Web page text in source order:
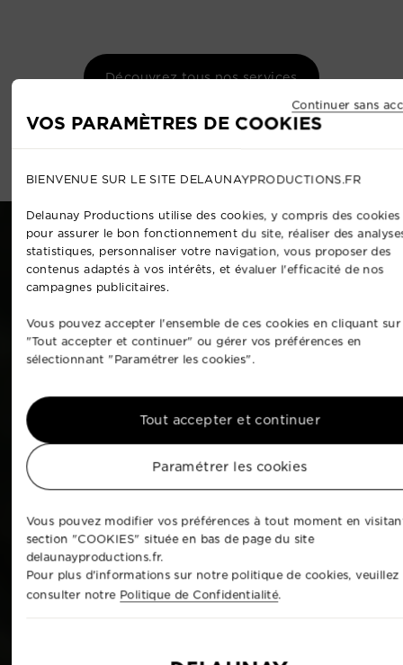
Découvrez tous nos services
VOS PARAMÈTRES DE COOKIES
Continuer sans
BIENVENUE SUR LE SITE DELAUNAYPRODUCTIONS.FR
Delaunay Productions utilise des cookies, y compris des
pour assurer le bon fonctionnement du site, réaliser des
statistiques, personnaliser votre navigation, vous proposer des
contenus adaptés à vos intérêts, et évaluer l'efficacité de nos
campagnes publicitaires.
Vous pouvez accepter l'ensemble de ces cookies en cliquant sur
"Tout accepter et continuer" ou gérer vos préférences en
sélectionnant "Paramétrer les cookies".
Paramétrer les cookies
Tout accepter et continuer
Vous pouvez modifier vos préférences à tout moment en
section "COOKIES" située en bas de page du site
delaunayproductions.fr.
Pour plus d'informations sur notre politique de cookies, veuillez
consulter notre Politique de Confidentialité.